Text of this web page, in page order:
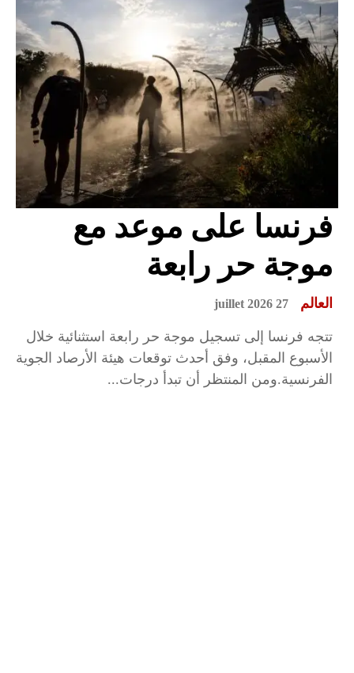
فرنسا على موعد مع
موجة حر رابعة
العالم 27 juillet 2026
تتجه فرنسا إلى تسجيل موجة حر رابعة استثنائية خلال
الأسبوع المقبل، وفق أحدث توقعات هيئة الأرصاد الجوية
الفرنسية.ومن المنتظر أن تبدأ درجات...